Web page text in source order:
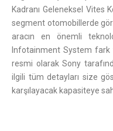
Kadranı Geleneksel Vites
segment otomobillerde
aracın en önemli
Infotainment System
resmi olarak Sony
ilgili tüm detayları size
karşılayacak kapasiteye